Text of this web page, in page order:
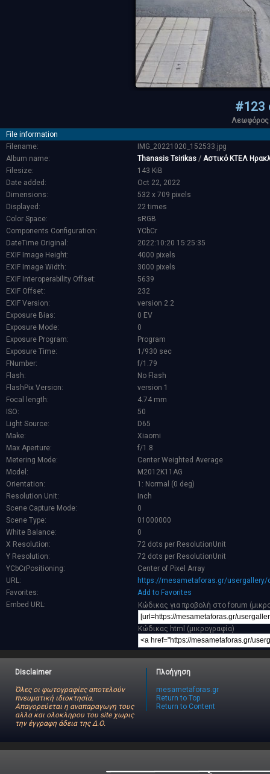
#123
Λεωφόρος
File information
Filename:
IMG_20221020_152533.jpg
Album name:
Thanasis Tsirikas / Αστικό ΚΤΕΛ
Filesize:
143 KiB
Date added:
Oct 22, 2022
Dimensions:
532 x 709 pixels
Displayed:
22 times
Color Space:
sRGB
Components Configuration:
YCbCr
DateTime Original:
2022:10:20 15:25:35
EXIF Image Height:
4000 pixels
EXIF Image Width:
3000 pixels
EXIF Interoperability Offset:
5639
EXIF Offset:
232
EXIF Version:
version 2.2
Exposure Bias:
0 EV
Exposure Mode:
0
Exposure Program:
Program
Exposure Time:
1/930 sec
FNumber:
f/1.79
Flash:
No Flash
FlashPix Version:
version 1
Focal length:
4.74 mm
ISO:
50
Light Source:
D65
Make:
Xiaomi
Max Aperture:
f/1.8
Metering Mode:
Center Weighted Average
Model:
M2012K11AG
Orientation:
1: Normal (0 deg)
Resolution Unit:
Inch
Scene Capture Mode:
0
Scene Type:
01000000
White Balance:
0
X Resolution:
72 dots per ResolutionUnit
Y Resolution:
72 dots per ResolutionUnit
YCbCrPositioning:
Center of Pixel Array
URL:
https://mesametaforas.gr/usergallery/
Favorites:
Add to Favorites
Embed URL:
Κώδικας για προβολή στο forum
Κώδικας html (μικρογραφία)
Disclaimer
Όλες οι φωτογραφίες αποτελούν
πνευματική ιδιοκτησία.
Απαγορεύεται η αναπαραγωγη τους
αλλα και ολοκληρου του site χωρις
την έγγραφη άδεια της Δ.Ο.
Πλοήγηση
mesametaforas.gr
Return to Top
Return to Content